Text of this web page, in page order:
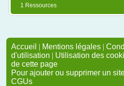
1 Ressources
Accueil | Mentions légales |
d'utilisation | Utilisation des
de cette page
Pour ajouter ou supprimer un
CGUs